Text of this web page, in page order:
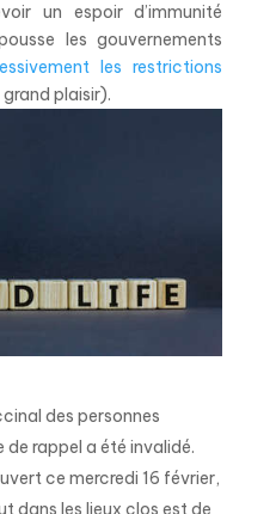
un espoir d’immunité
les gouvernements
les restrictions
plaisir).
des personnes
de rappel a été invalidé.
ce mercredi 16 février,
dans les lieux clos est de